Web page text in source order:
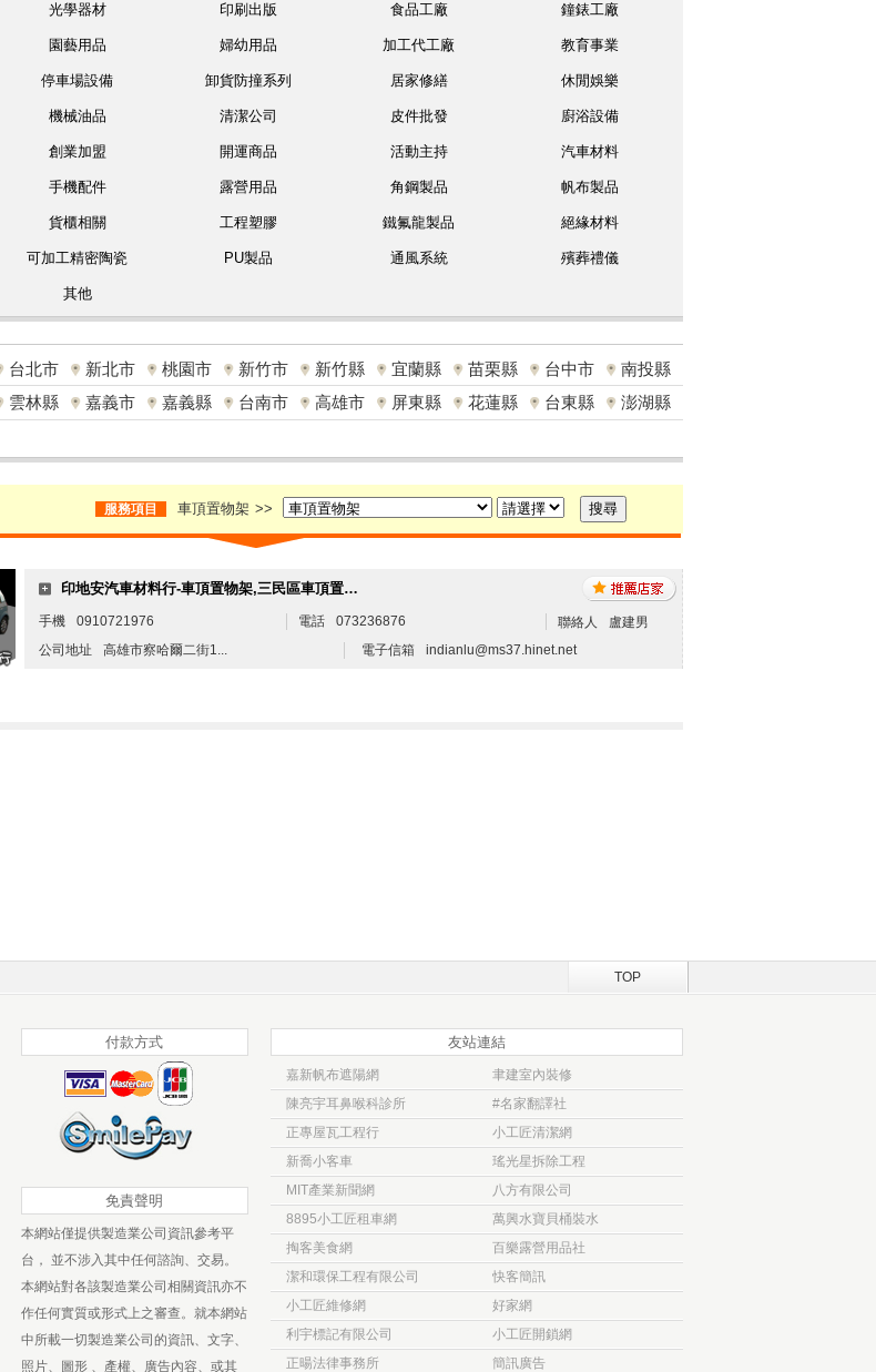
光學器材 印刷出版 食品工廠 鐘錶工廠
園藝用品 婦幼用品 加工代工廠 教育事業
停車場設備 卸貨防撞系列 居家修繕 休閒娛樂
機械油品 清潔公司 皮件批發 廚浴設備
創業加盟 開運商品 活動主持 汽車材料
手機配件 露營用品 角鋼製品 帆布製品
貨櫃相關 工程塑膠 鐵氟龍製品 絕緣材料
可加工精密陶瓷 PU製品 通風系統 殯葬禮儀
其他
台北市 新北市 桃園市 新竹市 新竹縣 宜蘭縣 苗栗縣 台中市
南投縣
雲林縣 嘉義市 嘉義縣 台南市 高雄市 屏東縣 花蓮縣 台東縣
澎湖縣
服務項目 車頂置物架 >>
印地安汽車材料行-車頂置物架,三民區車頂置物架
手機 0910721976 電話 073236876 聯絡人
盧建男
公司地址
高雄市察哈爾二街1... 電子信箱 indianlu@ms37.hinet.net
TOP
付款方式
免責聲明
本網站僅提供製造業公司資訊參考平
台， 並不涉入其中任何諮詢、交易。
本網站對各該製造業公司相關資訊亦不
作任何實質或形式上之審查。就本網站
中所載一切製造業公司的資訊、文字、
照片、圖形 、產權、廣告內容、或其
友站連結
嘉新帆布遮陽網
聿建室內裝修
陳亮宇耳鼻喉科診所
#名家翻譯社
正專屋瓦工程行
小工匠清潔網
新喬小客車
瑤光星拆除工程
MIT產業新聞網
八方有限公司
8895小工匠租車網
萬興水寶貝桶裝水
掏客美食網
百樂露營用品社
潔和環保工程有限公司
快客簡訊
小工匠維修網
好家網
利宇標記有限公司
小工匠開鎖網
正暘法律事務所
簡訊廣告